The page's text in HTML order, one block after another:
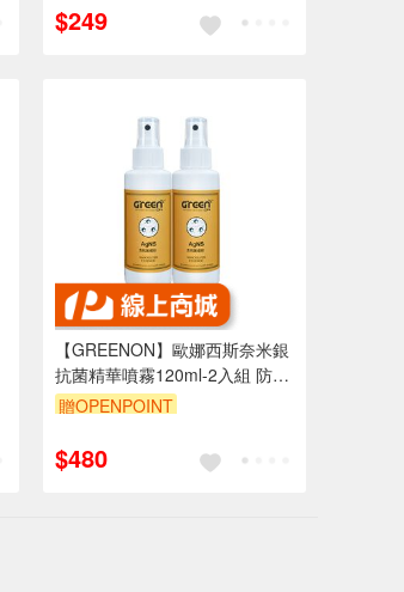
$249
【GREENON】歐娜西斯奈米銀
抗菌精華噴霧120ml-2入組 防疫
隨身瓶
贈OPENPOINT
$480